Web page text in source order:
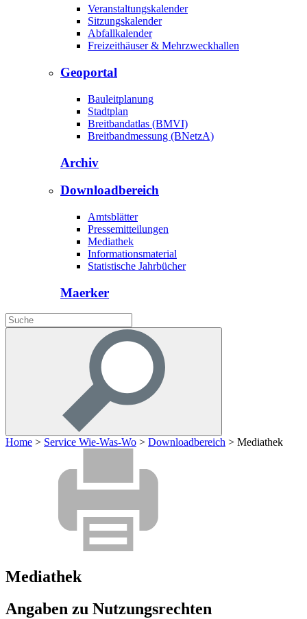
Veranstaltungskalender
Sitzungskalender
Abfallkalender
Freizeithäuser & Mehrzweckhallen
Geoportal
Bauleitplanung
Stadtplan
Breitbandatlas (BMVI)
Breitbandmessung (BNetzA)
Archiv
Downloadbereich
Amtsblätter
Pressemitteilungen
Mediathek
Informationsmaterial
Statistische Jahrbücher
Maerker
Home > Service Wie-Was-Wo > Downloadbereich > Mediathek
Mediathek
Angaben zu Nutzungsrechten